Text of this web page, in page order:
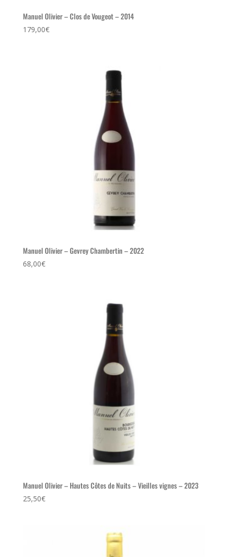
Manuel Olivier – Clos de Vougeot – 2014
179,00€
Manuel Olivier – Gevrey Chambertin – 2022
68,00€
Manuel Olivier – Hautes Côtes de Nuits – Vieilles vignes – 2023
25,50€